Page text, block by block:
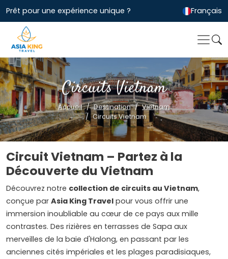
Prêt pour une expérience unique ? Français
Circuits Vietnam
Accueil Destination
Vietnam
Circuits Vietnam
Circuit Vietnam – Partez à la
Découverte du Vietnam
Découvrez notre collection de circuits au Vietnam,
conçue par Asia King Travel pour vous offrir une
immersion inoubliable au cœur de ce pays aux mille
contrastes. Des rizières en terrasses de Sapa aux
merveilles de la baie d'Halong, en passant par les
anciennes cités impériales et les plages paradisiaques,